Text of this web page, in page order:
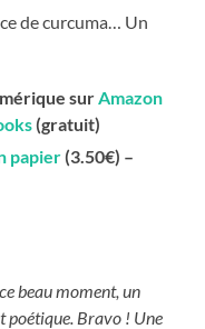
de curcuma… Un
surAmazon
(gratuit)
papier(3.50€) –
beau moment, un
poétique. Bravo ! Une